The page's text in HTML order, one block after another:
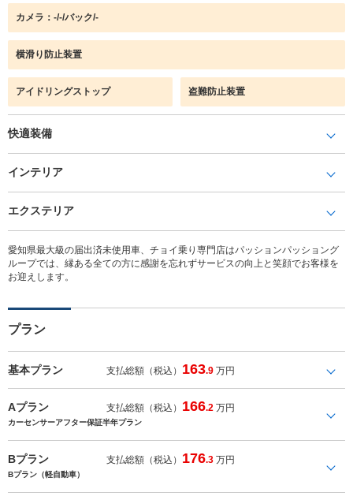
カメラ：-/-/バック/-
横滑り防止装置
アイドリングストップ 盗難防止装置
快適装備
インテリア
エクステリア
愛知県最大級の届出済未使用車、チョイ乗り専門店はパッションパッショング
ループでは、縁ある全ての方に感謝を忘れずサービスの向上と笑顔でお客様を
お迎えします。
プラン
基本プラン 支払総額（税込） 163.9 万円
Aプラン 支払総額（税込） 166.2 万円
カーセンサーアフター保証半年プラン
Bプラン 支払総額（税込） 176.3 万円
Bプラン（軽自動車）